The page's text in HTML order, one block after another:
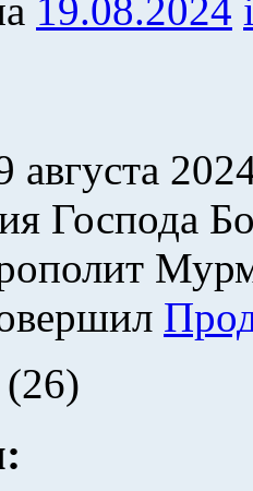
19.08.2024
августа
Господа